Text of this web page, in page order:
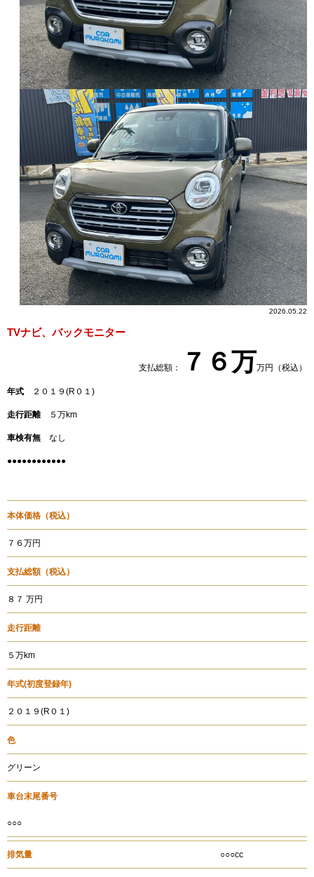
2026.05.22
TVナビ、バックモニター
支払総額： ７６万万円（税込）
年式 ２０１９(R０１)
走行距離５万km
車検有無 なし
●●●●●●●●●●●●
本体価格 （税込）
７６万円
支払総額（税込）
８７ 万円
走行距離
５万km
年式(初度登録年)
２０１９(R０１)
色
グリーン
車台末尾番号
○○○
排気量 ○○○cc